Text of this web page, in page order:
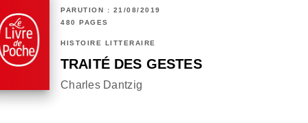
PARUTION : 21/08/2019
480 PAGES
HISTOIRE LITTÉRAIRE
TRAITÉ DES GESTES
Charles Dantzig